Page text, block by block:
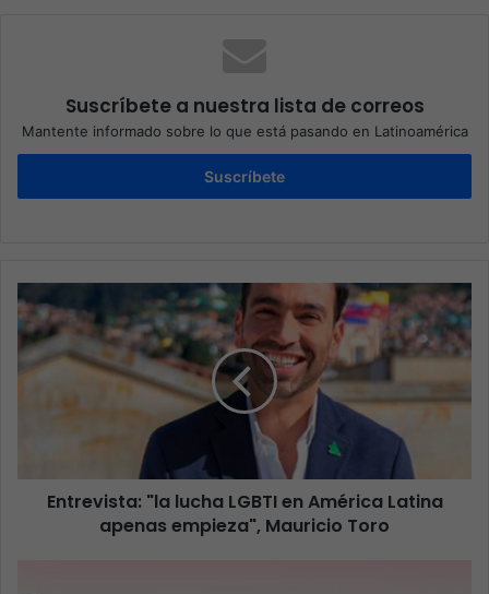
Suscríbete a nuestra lista de correos
Mantente informado sobre lo que está pasando en Latinoamérica
Suscríbete
Entrevista: "la lucha LGBTI en América Latina
apenas empieza", Mauricio Toro